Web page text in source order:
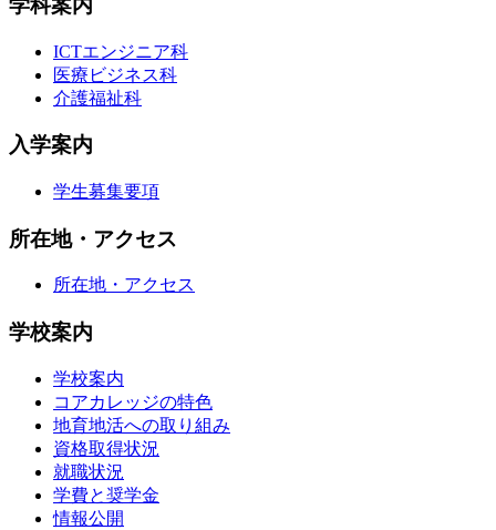
学科案内
ICTエンジニア科
医療ビジネス科
介護福祉科
入学案内
学生募集要項
所在地・アクセス
所在地・アクセス
学校案内
学校案内
コアカレッジの特色
地育地活への取り組み
資格取得状況
就職状況
学費と奨学金
情報公開